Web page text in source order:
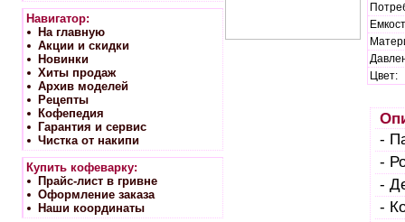
Навигатор:
На главную
Акции и скидки
Новинки
Хиты продаж
Архив моделей
Рецепты
Кофепедия
Гарантия и сервис
Чистка от накипи
Купить кофеварку:
Прайс-лист в гривне
Оформление заказа
Наши координаты
Цвет:
-
-
-
-